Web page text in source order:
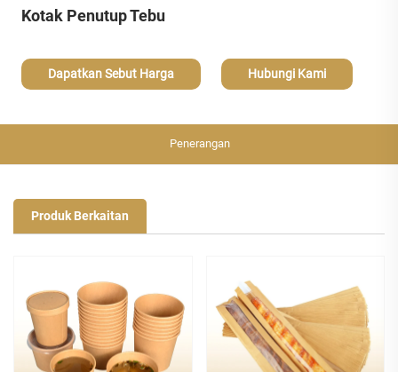
Kotak Penutup Tebu
Dapatkan Sebut Harga Hubungi Kami
Penerangan
Produk Berkaitan